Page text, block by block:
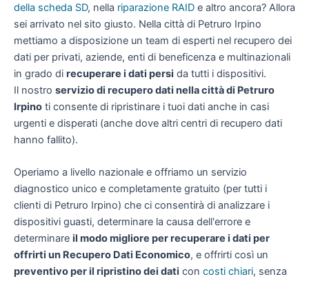
della scheda SD, nella riparazione RAID e altro ancora? Allora
sei arrivato nel sito giusto. Nella città di Petruro Irpino
mettiamo a disposizione un team di esperti nel recupero dei
dati per privati, aziende, enti di beneficenza e multinazionali
in grado di recuperare i dati persi da tutti i dispositivi.
Il nostro servizio di recupero dati nella città di Petruro
Irpino ti consente di ripristinare i tuoi dati anche in casi
urgenti e disperati (anche dove altri centri di recupero dati
hanno fallito).
Operiamo a livello nazionale e offriamo un servizio
diagnostico unico e completamente gratuito (per tutti i
clienti di Petruro Irpino) che ci consentirà di analizzare i
dispositivi guasti, determinare la causa dell'errore e
determinare il modo migliore per recuperare i dati per
offrirti un Recupero Dati Economico, e offrirti così un
preventivo per il ripristino dei dati con costi chiari, senza